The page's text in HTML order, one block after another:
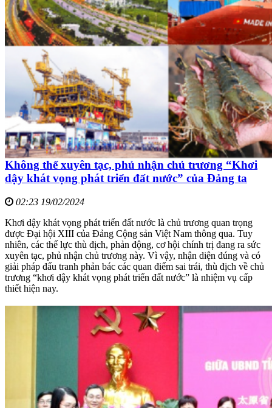
Không thể xuyên tạc, phủ nhận chủ trương “Khơi
dậy khát vọng phát triển đất nước” của Đảng ta
02:23 19/02/2024
Khơi dậy khát vọng phát triển đất nước là chủ trương quan trọng
được Đại hội XIII của Đảng Cộng sản Việt Nam thông qua. Tuy
nhiên, các thế lực thù địch, phản động, cơ hội chính trị đang ra sức
xuyên tạc, phủ nhận chủ trương này. Vì vậy, nhận diện đúng và có
giải pháp đấu tranh phản bác các quan điểm sai trái, thù địch về chủ
trương “khơi dậy khát vọng phát triển đất nước” là nhiệm vụ cấp
thiết hiện nay.